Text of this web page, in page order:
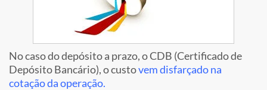
No caso do depósito a prazo, o CDB (Certificado de
Depósito Bancário), o custovem disfarçado na
cotação da operação.